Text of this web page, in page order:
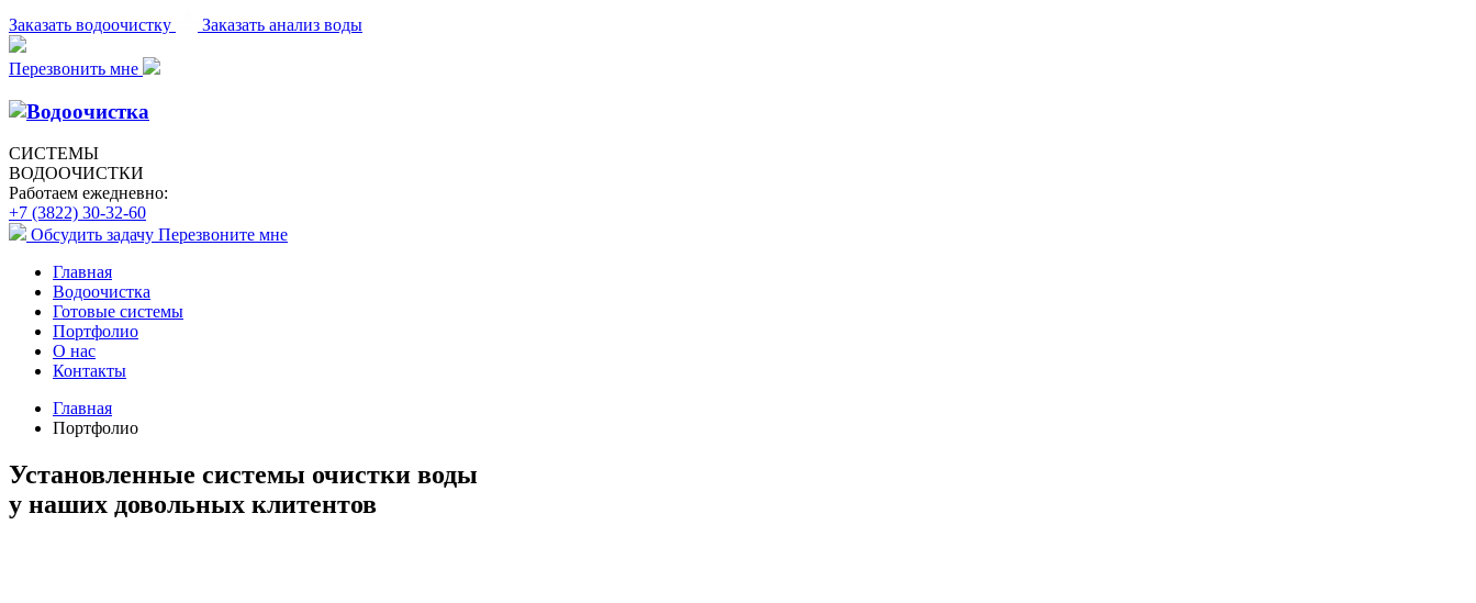
Заказать водоочистку Заказать анализ воды
Перезвонить мне
СИСТЕМЫ
ВОДООЧИСТКИ
Работаем ежедневно:
+7 (3822) 30-32-60
Обсудить задачу Перезвоните мне
Главная
Водоочистка
Готовые системы
Портфолио
О нас
Контакты
Главная
Портфолио
Установленные системы очистки воды
у наших довольных клитентов